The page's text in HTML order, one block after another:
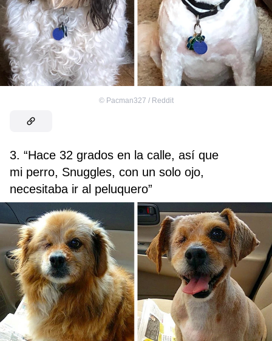
© Pacman327 / Reddit
3. “Hace 32 grados en la calle, así que
mi perro, Snuggles, con un solo ojo,
necesitaba ir al peluquero”